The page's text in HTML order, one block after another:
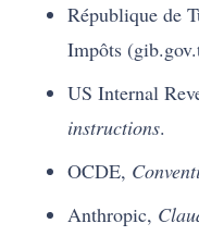
République de
Impôts
US Internal
instructions.
OCDE,
Anthropic,